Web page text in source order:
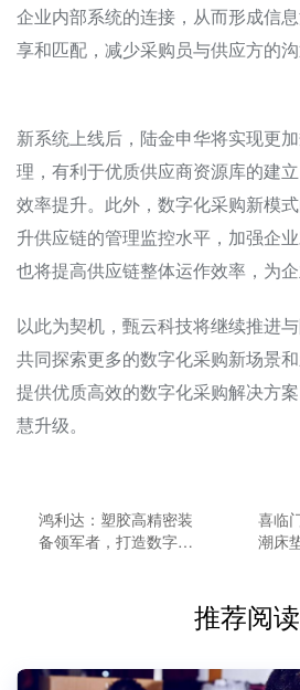
企业内部系统的连接，从而形成信
享和匹配，减少采购员与供应方的沟
新系统上线后，陆金申华将实现更
理，有利于优质供应商资源库的建
效率提升。此外，数字化采购新模
升供应链的管理监控水平，加强企
也将提高供应链整体运作效率，为企
以此为契机，甄云科技将继续推进
共同探索更多的数字化采购新场景
提供优质高效的数字化采购解决方
慧升级。
鸿利达：塑胶高精密装
备领军者，打造数字化
喜临
潮床
推荐阅读